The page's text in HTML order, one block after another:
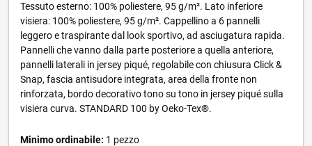
Tessuto esterno: 100% poliestere, 95 g/m². Lato inferiore
visiera: 100% poliestere, 95 g/m². Cappellino a 6 pannelli
leggero e traspirante dal look sportivo, ad asciugatura rapida.
Pannelli che vanno dalla parte posteriore a quella anteriore,
pannelli laterali in jersey piqué, regolabile con chiusura Click &
Snap, fascia antisudore integrata, area della fronte non
rinforzata, bordo decorativo tono su tono in jersey piqué sulla
visiera curva. STANDARD 100 by Oeko-Tex®.
Minimo ordinabile: 1 pezzo